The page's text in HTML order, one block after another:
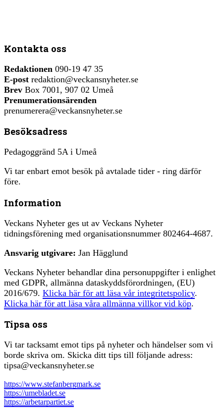
Kontakta oss
Redaktionen 090-19 47 35
E-post redaktion@veckansnyheter.se
Brev Box 7001, 907 02 Umeå
Prenumerationsärenden
prenumerera@veckansnyheter.se
Besöksadress
Pedagoggränd 5A i Umeå
Vi tar enbart emot besök på avtalade tider - ring därför
före.
Information
Veckans Nyheter ges ut av Veckans Nyheter
tidningsförening med organisationsnummer 802464-4687.
Ansvarig utgivare: Jan Hägglund
Veckans Nyheter behandlar dina personuppgifter i enlighet
med GDPR, allmänna dataskyddsförordningen, (EU)
2016/679. Klicka här för att läsa vår integritetspolicy.
Klicka här för att läsa våra allmänna villkor vid köp.
Tipsa oss
Vi tar tacksamt emot tips på nyheter och händelser som vi
borde skriva om. Skicka ditt tips till följande adress:
tipsa@veckansnyheter.se
https://www.stefanbergmark.se
https://umebladet.se
https://arbetarpartiet.se